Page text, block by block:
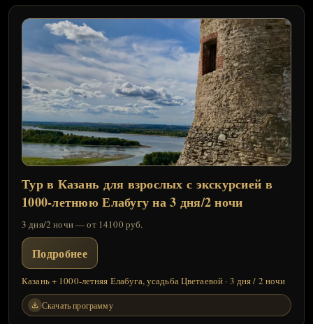
Тур в Казань для взрослых с экскурсией в
1000-летнюю Елабугу на 3 дня/2 ночи
3 дня/2 ночи — от 14100 руб.
Подробнее
Казань + 1000-летняя Елабуга, усадьба Цветаевой · 3 дня / 2 ночи
Скачать программу